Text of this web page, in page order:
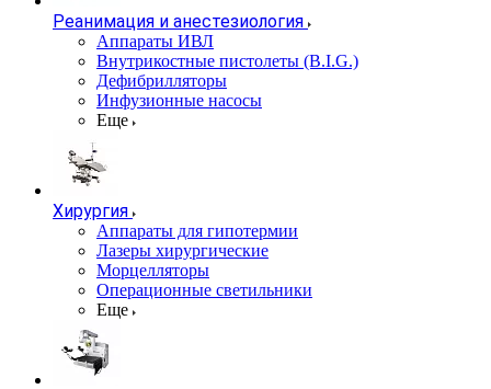
Реанимация и анестезиология
Аппараты ИВЛ
Внутрикостные пистолеты (B.I.G.)
Дефибрилляторы
Инфузионные насосы
Еще
Хирургия
Аппараты для гипотермии
Лазеры хирургические
Морцелляторы
Операционные светильники
Еще